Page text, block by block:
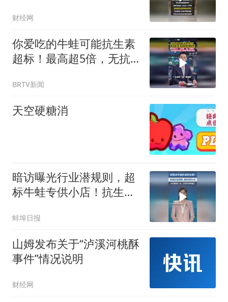
财经网
你爱吃的牛蛙可能抗生素
超标！最高超5倍，无抗
BRTV新闻
天空硬糖消
暗访曝光行业潜规则，超
标牛蛙专供小店！抗生素
兽药
蚌埠日报
山姆发布关于“泸溪河桃酥
事件”情况说明
财经网